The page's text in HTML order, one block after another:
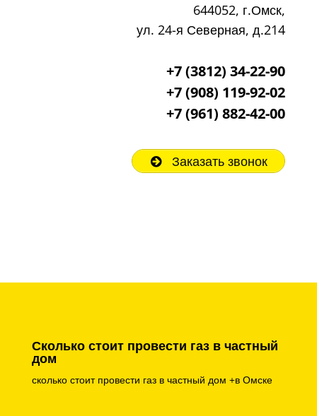
644052, г.Омск,
ул. 24-я Северная, д.214
+7 (3812) 34-22-90
+7 (908) 119-92-02
+7(961) 882-42-00
Заказать звонок
Сколько стоит провести газ в частный
дом
сколько стоит провести газ в частный дом +в Омске